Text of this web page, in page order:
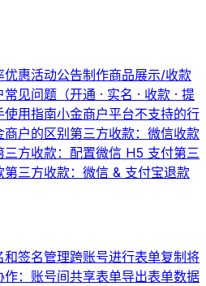
惠活动公告制作商品展示/收款
见问题（开通 · 实名 · 收款 · 提
使用指南小金商户平台不支持的行
商户的区别第三方收款：微信收款
三方收款：配置微信 H5 支付第三
第三方收款：微信 & 支付宝退款
和签名管理跨账号进行表单复制将
作：账号间共享表单导出表单数据